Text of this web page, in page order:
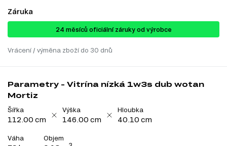
Záruka
24 ​​​​měsíců oficiální záruky od výrobce
Vrácení / výměna zboží do 30 dnů
Parametry - Vitrína nízká 1w3s dub wotan
Mortiz
Šířka
112.00 cm
Výška
146.00 cm
Hloubka
40.10 cm
Váha Objem